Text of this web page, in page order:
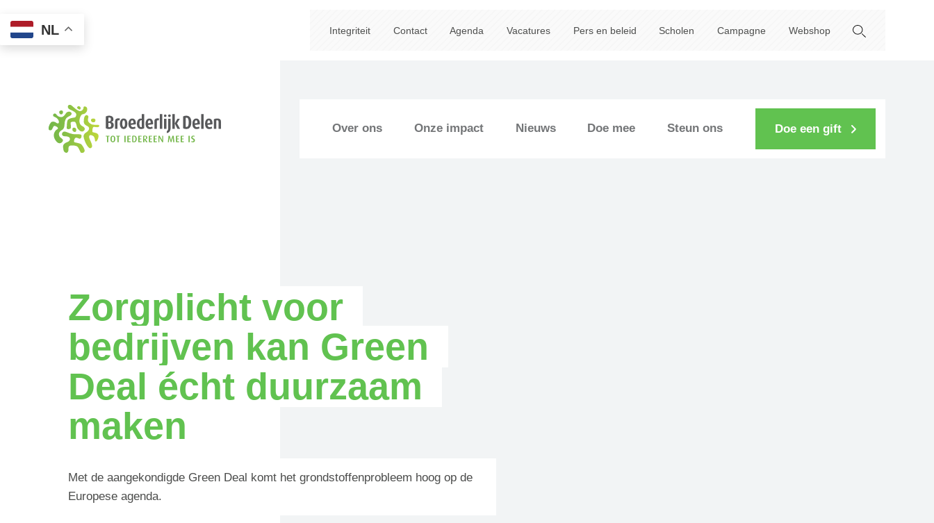
Integriteit Contact Agenda Vacatures Pers en beleid Scholen Campagne Webshop
Over ons Onze impact Nieuws Doe mee Steun ons Doe een gift
Zorgplicht voor
bedrijven kan Green
Deal écht duurzaam
maken
Met de aangekondigde Green Deal komt het grondstoffenprobleem hoog op de
Europese agenda.
NL